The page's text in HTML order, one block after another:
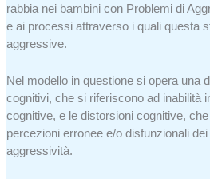
rabbia nei bambini con Problemi di
e ai processi attraverso i quali questa
aggressive.
Nel modello in questione si opera una
cognitivi, che si riferiscono ad inabilità
cognitive, e le distorsioni cognitive,
percezioni erronee e/o disfunzionali
aggressività.